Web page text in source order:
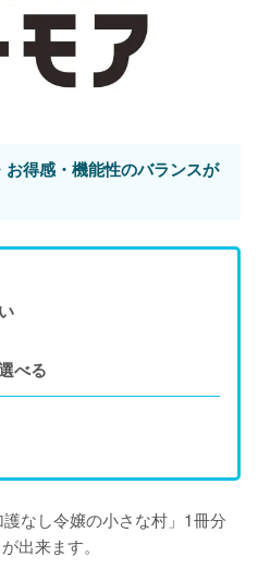
得感・機能性のバランスが
べる
なし令嬢の小さな村」1冊分
出来ます。